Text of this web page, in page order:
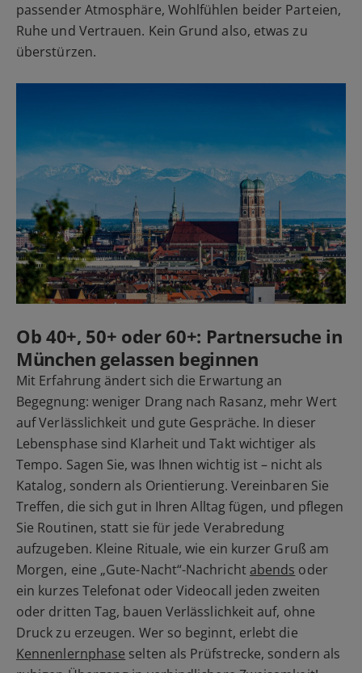
passender Atmosphäre, Wohlfühlen beider Parteien,
Ruhe und Vertrauen. Kein Grund also, etwas zu
überstürzen.
Ob 40+, 50+ oder 60+: Partnersuche in
München gelassen beginnen
Mit Erfahrung ändert sich die Erwartung an
Begegnung: weniger Drang nach Rasanz, mehr Wert
auf Verlässlichkeit und gute Gespräche. In dieser
Lebensphase sind Klarheit und Takt wichtiger als
Tempo. Sagen Sie, was Ihnen wichtig ist – nicht als
Katalog, sondern als Orientierung. Vereinbaren Sie
Treffen, die sich gut in Ihren Alltag fügen, und pflegen
Sie Routinen, statt sie für jede Verabredung
aufzugeben. Kleine Rituale, wie ein kurzer Gruß am
Morgen, eine „Gute-Nacht“-Nachrichtabends oder
ein kurzes Telefonat oder Videocall jeden zweiten
oder dritten Tag, bauen Verlässlichkeit auf, ohne
Druck zu erzeugen. Wer so beginnt, erlebt die
Kennenlernphase selten als Prüfstrecke, sondern als